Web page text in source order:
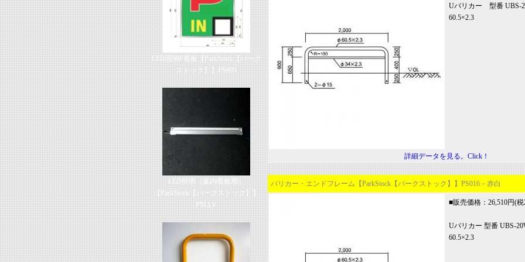
LED照明P看板【ParkStock【パーク
ストック】】PS903
LED照明（案内看板用）
【ParkStock【パークストック】】
PSLLV
Uバリカー 型番 UBS-
60.5×2.3
詳細データを見る。Click！
バリカー・エンドフレーム【ParkStock【パークストック】】PS016－赤白
■販売価格：26,510円(税
Uバリカー 型番 UBS-
60.5×2.3